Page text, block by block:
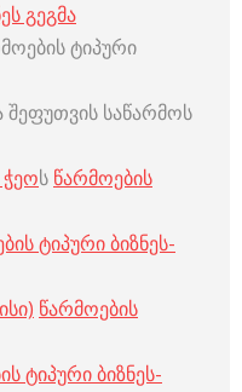
გეგმა
ტიპური
საწარმოს
ს წარმოების
ტიპური ბიზნეს-
წარმოების
ტიპური ბიზნეს-